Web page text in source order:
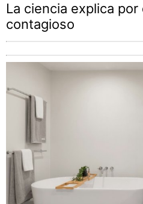
La ciencia explica
contagioso